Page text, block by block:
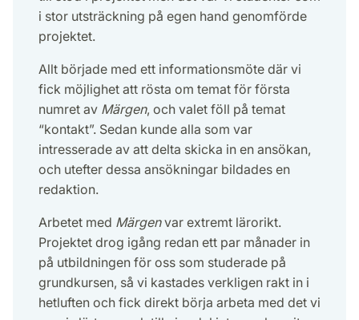
i stor utsträckning på egen hand genomförde
projektet.
Allt började med ett informationsmöte där vi
fick möjlighet att rösta om temat för första
numret av Märgen, och valet föll på temat
“kontakt”. Sedan kunde alla som var
intresserade av att delta skicka in en ansökan,
och utefter dessa ansökningar bildades en
redaktion.
Arbetet med Märgenvar extremt lärorikt.
Projektet drog igång redan ett par månader in
på utbildningen för oss som studerade på
grundkursen, så vi kastades verkligen rakt in i
hetluften och fick direkt börja arbeta med det vi